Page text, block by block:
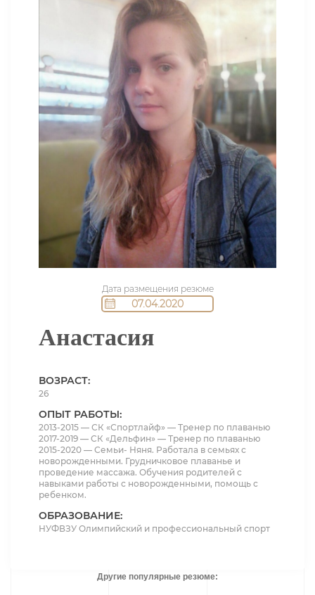
Дата размещения резюме
07.04.2020
Анастасия
ВОЗРАСТ:
26
ОПЫТ РАБОТЫ:
2013-2015 — СК «Спортлайф» — Тренер по плаванью
2017-2019 — СК «Дельфин» — Тренер по плаванью
2015-2020 — Семьи- Няня. Работала в семьях с
новорожденными. Грудничковое плаванье и
проведение массажа. Обучения родителей с
навыками работы с новорожденными, помощь с
ребенком.
ОБРАЗОВАНИЕ:
НУФВЗУ Олимпийский и профессиональный спорт
Другие популярные резюме: